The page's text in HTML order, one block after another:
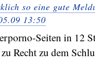
so eine gute
13:50
Seiten in 12
Recht zu dem